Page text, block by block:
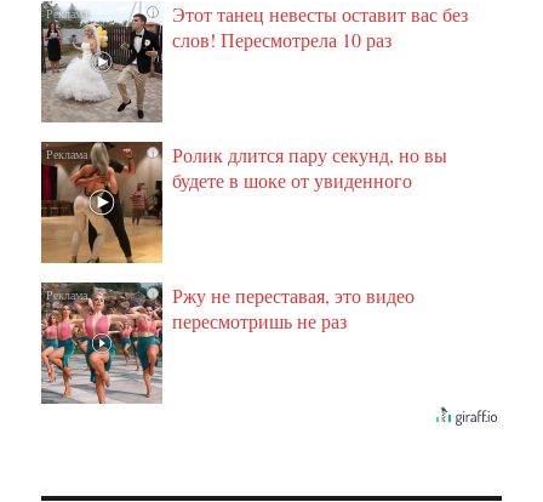
i
Этот танец невесты оставит вас без
слов! Пересмотрела 10 раз
i
Ролик длится пару секунд, но вы
будете в шоке от увиденного
i
Ржу не переставая, это видео
пересмотришь не раз